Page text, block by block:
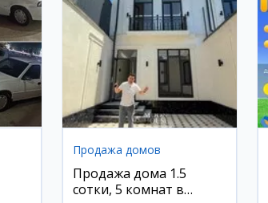
Продажа домов
Продажа дома 1.5
сотки, 5 комнат в